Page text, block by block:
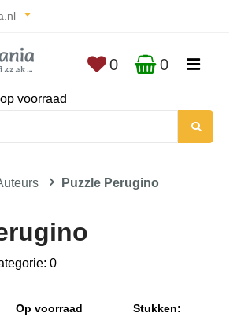
voorraad
0 0
Puzzle Perugino
0
Op voorraad Stukken: